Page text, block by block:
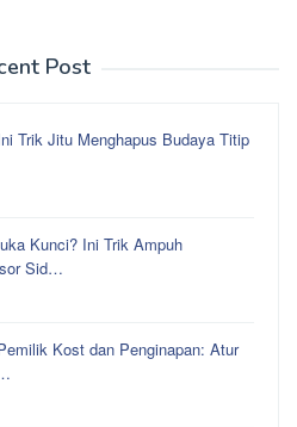
Post
Trik Jitu Menghapus Budaya Titip
Kunci? Ini Trik Ampuh
Sid…
Kost dan Penginapan: Atur